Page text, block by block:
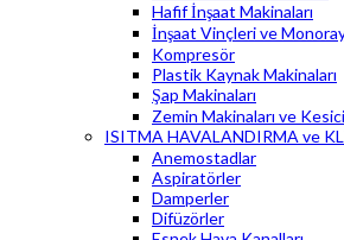
Hafif İnşaat Makinaları
İnşaat Vinçleri ve
Kompresör
Plastik Kaynak Makinaları
Şap Makinaları
Zemin Makinaları ve
ISITMA HAVALANDIRMA ve
Anemostadlar
Aspiratörler
Damperler
Difüzörler